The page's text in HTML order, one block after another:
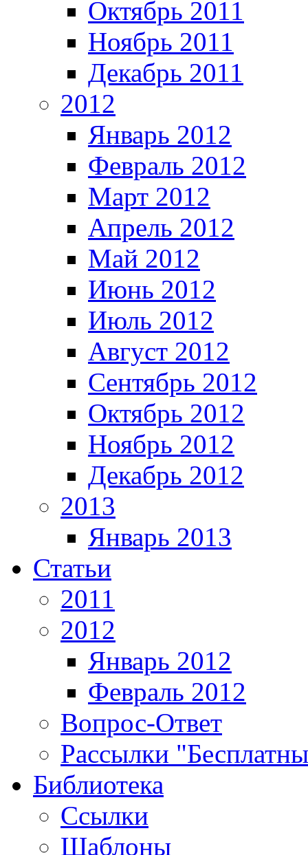
Октябрь 2011
Ноябрь 2011
Декабрь 2011
2012
Январь 2012
Февраль 2012
Март 2012
Апрель 2012
Май 2012
Июнь 2012
Июль 2012
Август 2012
Сентябрь 2012
Октябрь 2012
Ноябрь 2012
Декабрь 2012
2013
Январь 2013
Статьи
2011
2012
Январь 2012
Февраль 2012
Вопрос-Ответ
Рассылки
Библиотека
Ссылки
Шаблоны